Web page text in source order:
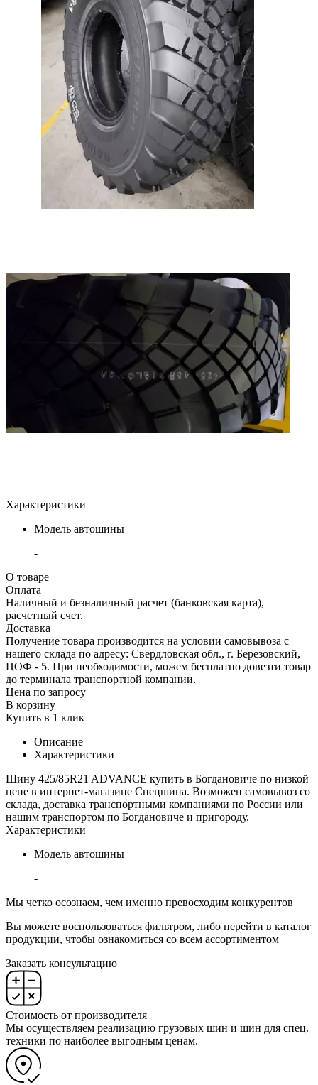
Характеристики
Модель автошины
-
О товаре
Оплата
Наличный и безналичный расчет (банковская карта),
расчетный счет.
Доставка
Получение товара производится на условии самовывоза с
нашего склада по адресу: Свердловская обл., г. Березовский,
ЦОФ - 5. При необходимости, можем бесплатно довезти товар
до терминала транспортной компании.
Цена по запросу
В корзину
Купить в 1 клик
Описание
Характеристики
Шину 425/85R21 ADVANCE купить в Богдановиче по низкой
цене в интернет-магазине Спецшина. Возможен самовывоз со
склада, доставка транспортными компаниями по России или
нашим транспортом по Богдановиче и пригороду.
Характеристики
Модель автошины
-
Мы четко осознаем, чем именно превосходим конкурентов
Вы можете воспользоваться фильтром, либо перейти в каталог
продукции, чтобы ознакомиться со всем ассортиментом
Заказать консультацию
Стоимость от производителя
Мы осуществляем реализацию грузовых шин и шин для спец.
техники по наиболее выгодным ценам.